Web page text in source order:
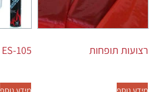
רצועות תופחות ES-105